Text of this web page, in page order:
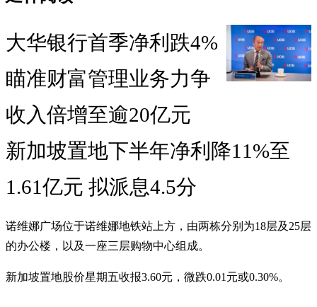
大华银行首季净利跌4%
瞄准财富管理业务力争
收入倍增至逾20亿元
新加坡置地下半年净利降11%至
1.61亿元 拟派息4.5分
诺维娜广场位于诺维娜地铁站上方，由两栋分别为18层及25层
的办公楼，以及一座三层购物中心组成。
新加坡置地股价星期五收报3.60元，微跌0.01元或0.30%。